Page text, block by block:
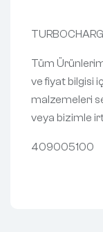
Tüm
ve fiyat bilgisi
malzemeleri
veya bizimle
409005100